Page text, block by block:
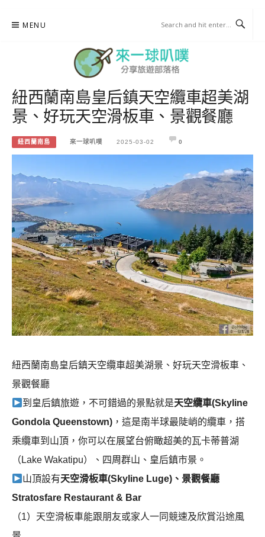
MENU
來一球叭噗
分享日本自助部落格
紐西蘭南島皇后鎮天空纜車超美湖
景、好玩天空滑板車、景觀餐廳
紐西蘭南島 來一球叭噗 2025-03-02 0
紐西蘭南島皇后鎮天空纜車超美湖景、好玩天空滑板車、
景觀餐廳
到皇后鎮旅遊，不可錯過的景點就是天空纜車(Skyline
Gondola Queenstown) ，這是南半球最陡峭的纜車，搭
乘纜車到山頂，你可以在展望台俯瞰超美的瓦卡蒂普湖
（Lake Wakatipu）、四周群山、皇后鎮市景。
山頂設有天空滑板車(Skyline Luge)、景觀餐廳
Stratosfare Restaurant & Bar
（1）天空滑板車能跟朋友或家人一同競速及欣賞沿途風